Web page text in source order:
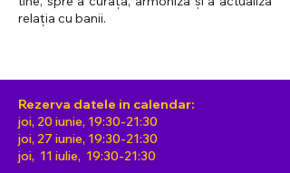
relația cu banii.
Rezerva datele in calendar:
joi, 20 iunie, 19:30-21:30
joi, 27 iunie, 19:30-21:30
joi, 11 iulie, 19:30-21:30